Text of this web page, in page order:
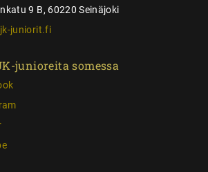
9 B, 60220 Seinäjoki
juniorit.fi
junioreita somessa